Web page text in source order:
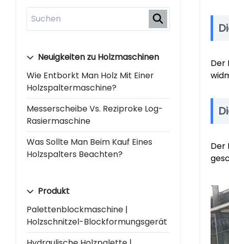
Neuigkeiten zu Holzmaschinen
Wie Entborkt Man Holz Mit Einer
Holzspaltermaschine?
Messerscheibe Vs. Reziproke Log-
Rasiermaschine
Was Sollte Man Beim Kauf Eines
Holzspalters Beachten?
Produkt
Palettenblockmaschine |
Holzschnitzel-Blockformungsgerät
Der
Der